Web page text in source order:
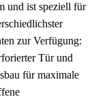
und ist speziell für
zur Verfügung:
Tür und
für maximale